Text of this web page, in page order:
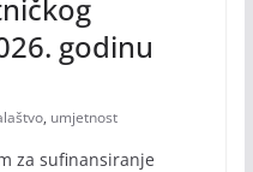
godinu
, umjetnost
za sufinansiranje